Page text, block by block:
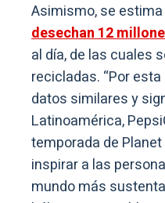
Asimismo, se
desechan 12
al día, de las cuales
recicladas. “Por
datos similares y
Latinoamérica,
temporada de
inspirar a las
mundo más